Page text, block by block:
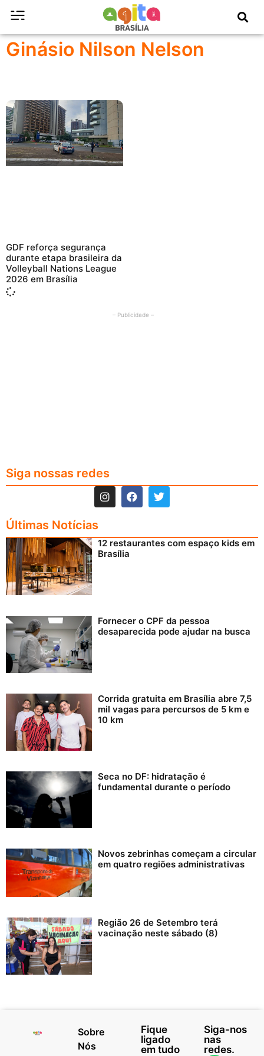
Ginásio Nilson Nelson
GDF reforça segurança
durante etapa brasileira da
Volleyball Nations League
2026 em Brasília
– Publicidade –
Siga nossas redes
Últimas Notícias
12 restaurantes com espaço kids em
Brasília
Fornecer o CPF da pessoa
desaparecida pode ajudar na busca
Corrida gratuita em Brasília abre 7,5
mil vagas para percursos de 5 km e
10 km
Seca no DF: hidratação é
fundamental durante o período
Novos zebrinhas começam a circular
em quatro regiões administrativas
Região 26 de Setembro terá
vacinação neste sábado (8)
Sobre
Nós
Fique
ligado
em tudo
Siga-nos
nas
redes.